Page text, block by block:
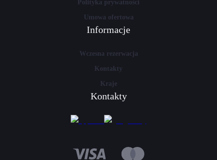
Polityka prywatności
Umowa ofertowa
Informacje
Wczesna rezerwacja
Kontakty
Kraje
Kontakty